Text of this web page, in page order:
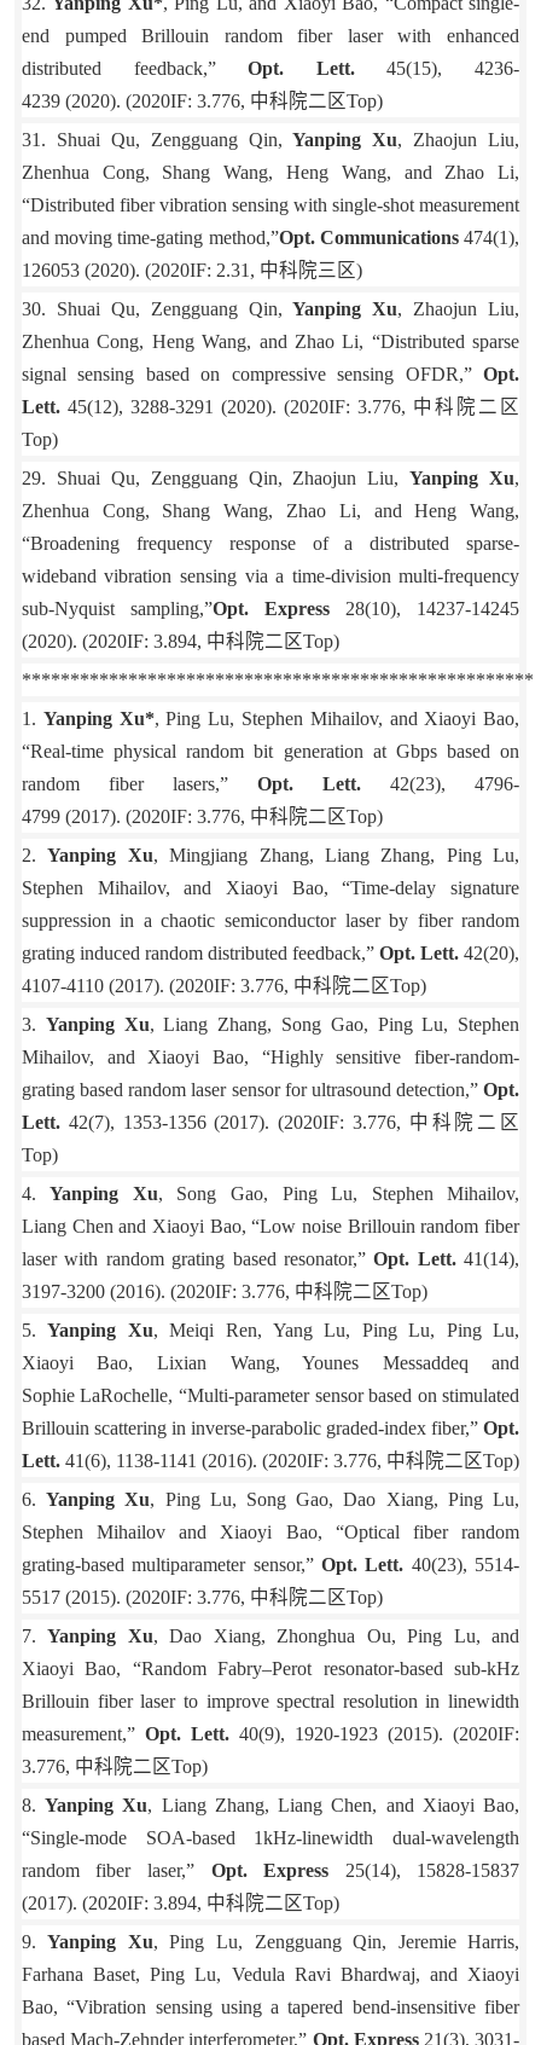
end pumped Brillouin random fiber laser with enhanced
distributed feedback,”Opt. Lett.45(15), 4236-
4239 (2020). (2020IF: 3.776, 中科院二区Top)
31. Shuai Qu, Zengguang Qin,Yanping Xu, Zhaojun Liu,
Zhenhua Cong, Shang Wang, Heng Wang, and Zhao Li,
“Distributed fiber vibration sensing with single-shot measurement
and moving time-gating method,”Opt. Communications474(1),
126053 (2020). (2020IF: 2.31, 中科院三区)
30. Shuai Qu, Zengguang Qin,Yanping Xu, Zhaojun Liu,
Zhenhua Cong, Heng Wang, and Zhao Li, “Distributed sparse
signal sensing based on compressive sensing OFDR,”Opt.
Lett.45(12), 3288-3291 (2020). (2020IF: 3.776, 中科院二区
Top)
29. Shuai Qu, Zengguang Qin, Zhaojun Liu,Yanping Xu,
Zhenhua Cong, Shang Wang, Zhao Li, and Heng Wang,
“Broadening frequency response of a distributed sparse-
wideband vibration sensing via a time-division multi-frequency
sub-Nyquist sampling,”Opt. Express 28(10), 14237-14245
(2020). (2020IF: 3.894, 中科院二区Top)
1. Yanping Xu*, Ping Lu, Stephen Mihailov, and Xiaoyi Bao,
“Real-time physical random bit generation at Gbps based on
random fiber lasers,” Opt. Lett. 42(23), 4796-
4799 (2017). (2020IF: 3.776, 中科院二区Top)
2.Yanping Xu, Mingjiang Zhang, Liang Zhang, Ping Lu,
Stephen Mihailov, and Xiaoyi Bao, “Time-delay signature
suppression in a chaotic semiconductor laser by fiber random
grating induced random distributed feedback,”Opt. Lett. 42(20),
4107-4110 (2017). (2020IF: 3.776, 中科院二区Top)
3. Yanping Xu, Liang Zhang, Song Gao, Ping Lu, Stephen
Mihailov, and Xiaoyi Bao, “Highly sensitive fiber-random-
grating based random laser sensor for ultrasound detection,”Opt.
Lett.42(7), 1353-1356 (2017). (2020IF: 3.776, 中科院二区
Top)
4.Yanping Xu, Song Gao, Ping Lu, Stephen Mihailov,
Liang Chen and Xiaoyi Bao, “Low noise Brillouin random fiber
laser with random grating based resonator,”Opt. Lett.41(14),
3197-3200 (2016). (2020IF: 3.776, 中科院二区Top)
5.Yanping Xu, Meiqi Ren, Yang Lu, Ping Lu, Ping Lu,
Xiaoyi Bao, Lixian Wang, Younes Messaddeq and
Sophie LaRochelle, “Multi-parameter sensor based on stimulated
Brillouin scattering in inverse-parabolic graded-index fiber,”Opt.
Lett.41(6), 1138-1141 (2016). (2020IF: 3.776, 中科院二区Top)
6. Yanping Xu, Ping Lu, Song Gao, Dao Xiang, Ping Lu,
Stephen Mihailov and Xiaoyi Bao, “Optical fiber random
grating-based multiparameter sensor,” Opt. Lett. 40(23), 5514-
5517 (2015). (2020IF: 3.776, 中科院二区Top)
7.Yanping Xu, Dao Xiang, Zhonghua Ou, Ping Lu, and
Xiaoyi Bao, “Random Fabry–Perot resonator-based sub-kHz
Brillouin fiber laser to improve spectral resolution in linewidth
measurement,” Opt. Lett.40(9), 1920-1923 (2015). (2020IF:
3.776, 中科院二区Top)
8.Yanping Xu, Liang Zhang, Liang Chen, and Xiaoyi Bao,
“Single-mode SOA-based 1kHz-linewidth dual-wavelength
random fiber laser,” Opt. Express 25(14), 15828-15837
(2017). (2020IF: 3.894, 中科院二区Top)
9.Yanping Xu, Ping Lu, Zengguang Qin, Jeremie Harris,
Farhana Baset, Ping Lu, Vedula Ravi Bhardwaj, and Xiaoyi
Bao, “Vibration sensing using a tapered bend-insensitive fiber
based Mach-Zehnder interferometer,” Opt. Express21(3), 3031-